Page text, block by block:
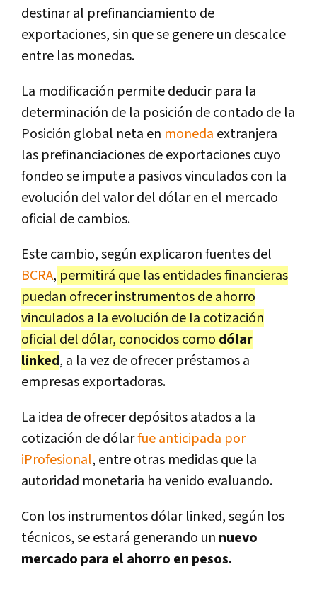
destinar al prefinanciamiento de
exportaciones, sin que se genere un descalce
entre las monedas.
La modificación permite deducir para la
determinación de la posición de contado de la
Posición global neta en moneda extranjera
las prefinanciaciones de exportaciones cuyo
fondeo se impute a pasivos vinculados con la
evolución del valor del dólar en el mercado
oficial de cambios.
Este cambio, según explicaron fuentes del
BCRA, permitirá que las entidades financieras
puedan ofrecer instrumentos de ahorro
vinculados a la evolución de la cotización
oficial del dólar, conocidos como dólar
linked, a la vez de ofrecer préstamos a
empresas exportadoras.
La idea de ofrecer depósitos atados a la
cotización de dólarfue anticipada por
iProfesional, entre otras medidas que la
autoridad monetaria ha venido evaluando.
Con los instrumentos dólar linked, según los
técnicos, se estará generando un nuevo
mercado para el ahorro en pesos.